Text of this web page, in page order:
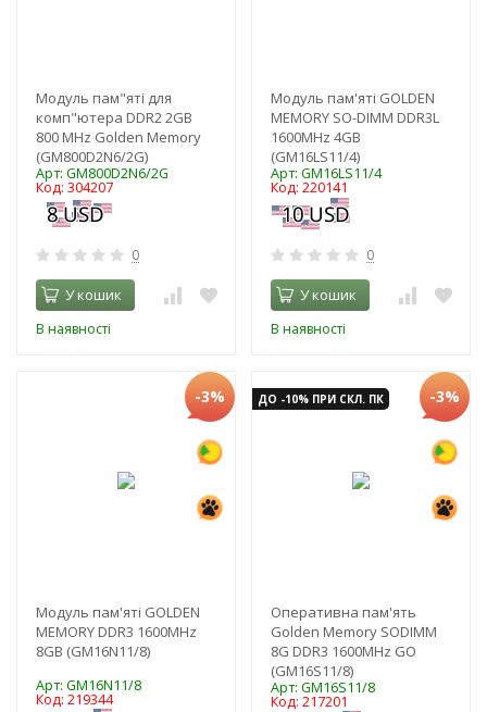
Модуль пам"яті для
комп"ютера DDR2 2GB
800 MHz Golden Memory
(GM800D2N6/2G)
Арт: GM800D2N6/2G
Код: 304207
0
У кошик
В наявності
Модуль пам'яті GOLDEN
MEMORY SO-DIMM DDR3L
1600MHz 4GB
(GM16LS11/4)
Арт: GM16LS11/4
Код: 220141
0
У кошик
В наявності
-3%
Модуль пам'яті GOLDEN
MEMORY DDR3 1600MHz
8GB (GM16N11/8)
Арт: GM16N11/8
Код: 219344
ДО -10% ПРИ СКЛ. ПК -3%
Оперативна пам'ять
Golden Memory SODIMM
8G DDR3 1600MHz GO
(GM16S11/8)
Арт: GM16S11/8
Код: 217201